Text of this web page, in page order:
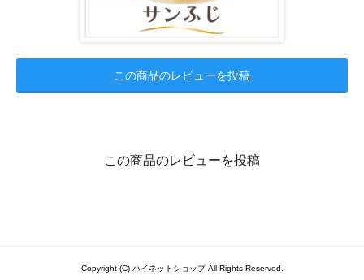
この商品のレビューを投稿
この商品のレビューを投稿
Copyright (C) ハイネットショップ All Rights Reserved.